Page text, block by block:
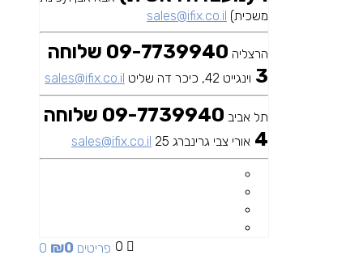
משכית) sales@ifix.co.il
הרצליה
09-7739940 שלוחה
3 וינגייט 42, כיכר דה שליט sales@ifix.co.il
תל אביב
09-7739940 שלוחה
4 אורי צבי גרינברג 25 sales@ifix.co.il
0 0 פריטים ₪0